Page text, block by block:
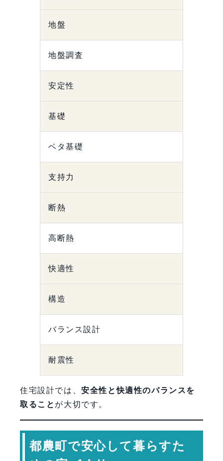
地盤
地盤調査
安定性
基礎
ベタ基礎
支持力
断熱
高断熱
快適性
構造
バランス設計
耐震性
住宅設計では、安全性と快適性のバランスを
取ること が大切です。
都農町で安心して暮らすた